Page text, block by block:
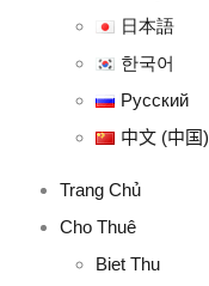
日本語
한국어
Русский
中文 (中国)
Trang Chủ
Cho Thuê
Biet Thu